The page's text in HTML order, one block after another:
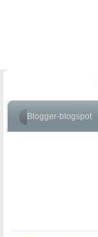
Blogger-blogspot